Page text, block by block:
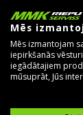
Mēs
Mēs izmantojam
iepirkšanās
iegādātajiem
mūsuprāt, Jūs